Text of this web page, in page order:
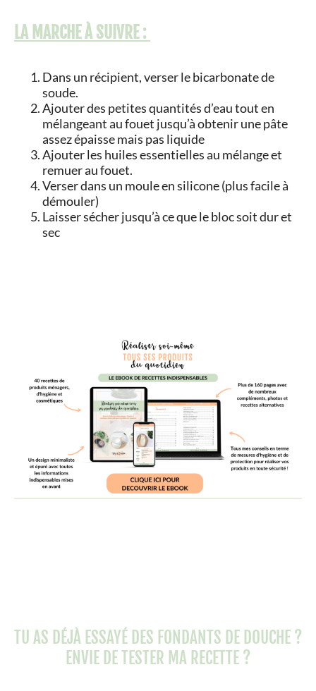
LA MARCHE À SUIVRE :
Dans un récipient, verser le bicarbonate de
soude.
Ajouter des petites quantités d’eau tout en
mélangeant au fouet jusqu’à obtenir une pâte
assez épaisse mais pas liquide
Ajouter les huiles essentielles au mélange et
remuer au fouet.
Verser dans un moule en silicone (plus facile à
démouler)
Laisser sécher jusqu’à ce que le bloc soit dur et
sec
TU AS DÉJÀ ESSAYÉ DES FONDANTS DE DOUCHE ?
ENVIE DE TESTER MA RECETTE ?